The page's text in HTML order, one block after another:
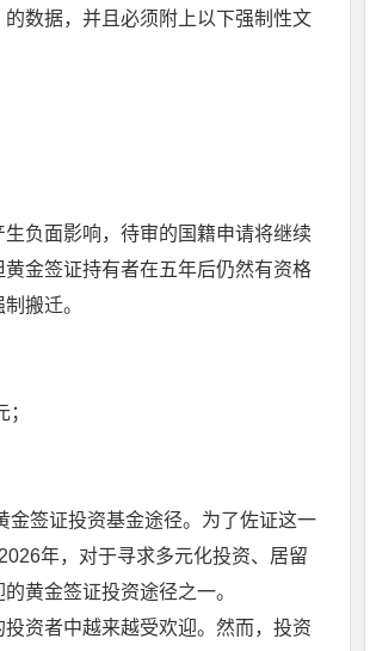
数据，并且必须附上以下强制性文
负面影响，待审的国籍申请将继续
金签证持有者在五年后仍然有资格
搬迁。
金签证投资基金途径。为了佐证这一
年，对于寻求多元化投资、居留
黄金签证投资途径之一。
资者中越来越受欢迎。然而，投资